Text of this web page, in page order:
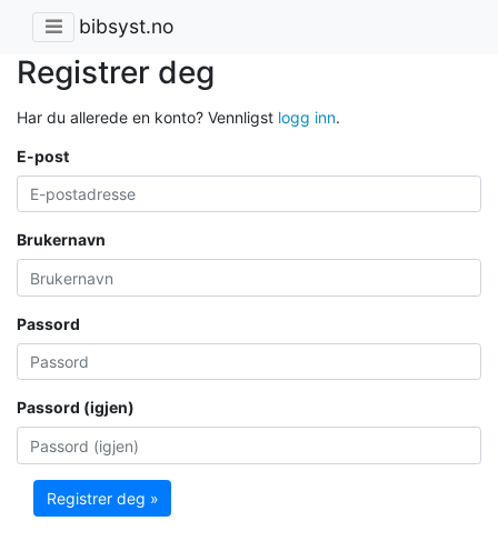
bibsyst.no
Registrer deg
Har du allerede en konto? Vennligst logg inn.
E-post
Brukernavn
Passord
Passord (igjen)
Registrer deg »